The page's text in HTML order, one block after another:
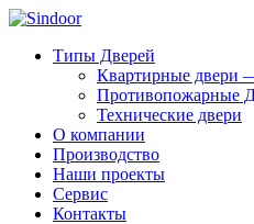
Типы Дверей
Квартирные двери
Противопожарные
Технические двери
О компании
Производство
Наши проекты
Сервис
Контакты